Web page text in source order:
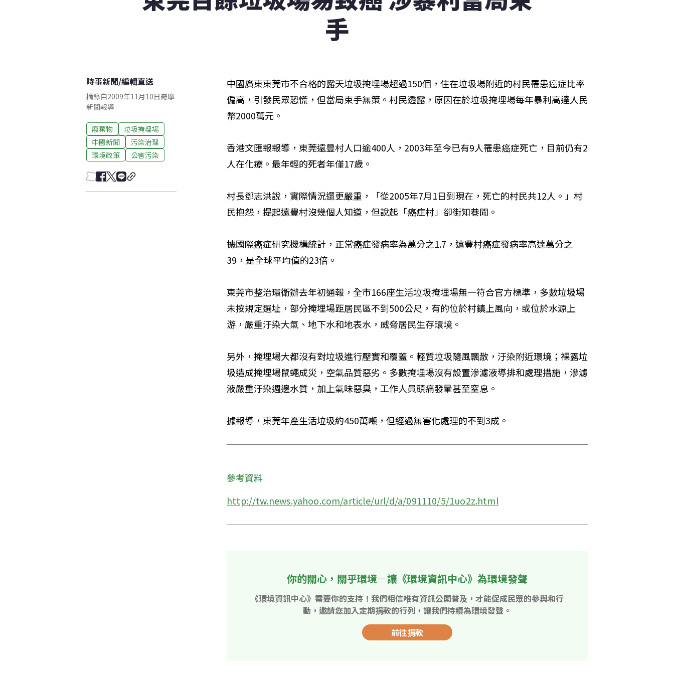
手
時事新聞/編輯直送
摘錄自2009年11月10日奇摩
新聞報導
廢棄物
垃圾掩埋場
中國新聞
污染治理
環境政策
公害污染
中國廣東東莞市不合格的露天垃圾掩埋場超過150個，住在垃圾場附近的村民罹患癌症比率
偏高，引發民眾恐慌，但當局束手無策。村民透露，原因在於垃圾掩埋場每年暴利高達人民
幣2000萬元。
香港文匯報報導，東莞遠豐村人口逾400人，2003年至今已有9人罹患癌症死亡，目前仍有2
人在化療。最年輕的死者年僅17歲。
村長鄧志洪說，實際情況還更嚴重，「從2005年7月1日到現在，死亡的村民共12人。」村
民抱怨，提起遠豐村沒幾個人知道，但說起「癌症村」卻街知巷聞。
據國際癌症研究機構統計，正常癌症發病率為萬分之1.7，遠豐村癌症發病率高達萬分之
39，是全球平均值的23倍。
東莞市整治環衛辦去年初通報，全市166座生活垃圾掩埋場無一符合官方標準，多數垃圾場
未按規定選址，部分掩埋場距居民區不到500公尺，有的位於村鎮上風向，或位於水源上
游，嚴重汙染大氣、地下水和地表水，威脅居民生存環境。
另外，掩埋場大都沒有對垃圾進行壓實和覆蓋。輕質垃圾隨風飄散，汙染附近環境；裸露垃
圾造成掩埋場鼠蠅成災，空氣品質惡劣。多數掩埋場沒有設置滲濾液導排和處理措施，滲濾
液嚴重汙染週邊水質，加上氣味惡臭，工作人員頭痛發暈甚至窒息。
據報導，東莞年產生活垃圾約450萬噸，但經過無害化處理的不到3成。
參考資料
http://tw.news.yahoo.com/article/url/d/a/091110/5/1uo2z.html
你的關心，關乎環境—讓《環境資訊中心》為環境發聲
《環境資訊中心》需要你的支持！我們相信唯有資訊公開普及，才能促成民眾的參與和行
動，邀請您加入定期捐款的行列，讓我們持續為環境發聲。
前往捐款